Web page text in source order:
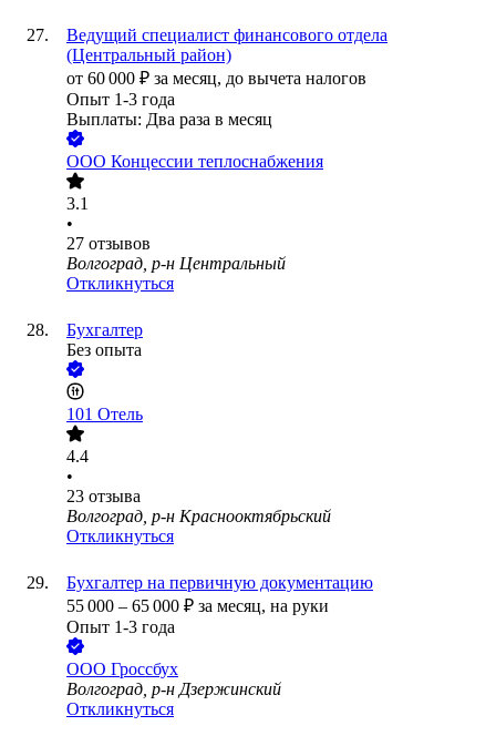
Ведущий специалист финансового отдела
(Центральный район)
от 60 000 ₽ за месяц, до вычета налогов
Опыт 1-3 года
Выплаты: Два раза в месяц
ООО Концессии теплоснабжения
3.1
•
27 отзывов
Волгоград, р-н Центральный
Откликнуться
Бухгалтер
Без опыта
101 Отель
4.4
•
23 отзыва
Волгоград, р-н Краснооктябрьский
Откликнуться
Бухгалтер на первичную документацию
55 000 – 65 000 ₽ за месяц, на руки
Опыт 1-3 года
ООО Гроссбух
Волгоград, р-н Дзержинский
Откликнуться